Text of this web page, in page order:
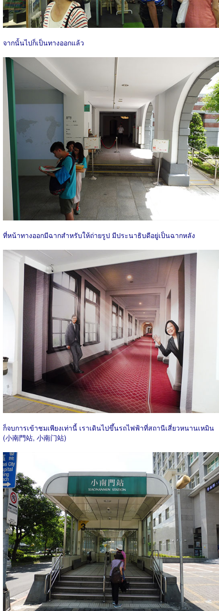
จากนั้นไปก็เป็นทางออกแล้ว
ที่หน้าทางออกมีฉากสำหรับให้ถ่ายรูป มีประนาธิบดีอยู่เป็นฉากหลัง
ก็จบการเข้าชมเพียงเท่านี้ เราเดินไปขึ้นรถไฟฟ้าที่สถานีเสี่ยวหนานเหมิน
(小南門站, 小南门站)